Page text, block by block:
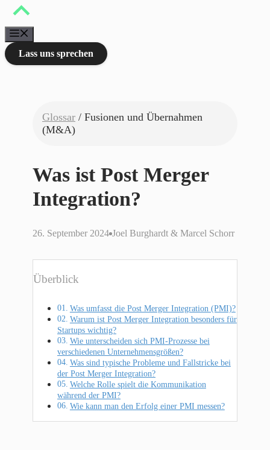
Zum
springen
Lass uns sprechen
Glossar / Fusionen und Übernahmen
(M&A)
Was ist Post Merger
Integration?
26. September 2024 Joel Burghardt & Marcel Schorr
Überblick
Was umfasst die Post Merger Integration (PMI)?
Warum ist Post Merger Integration besonders für
Startups wichtig?
Wie unterscheiden sich PMI-Prozesse bei
verschiedenen Unternehmensgrößen?
Was sind typische Probleme und Fallstricke bei
der Post Merger Integration?
Welche Rolle spielt die Kommunikation
während der PMI?
Wie kann man den Erfolg einer PMI messen?